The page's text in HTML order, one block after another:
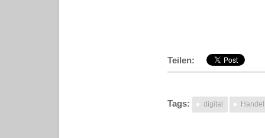
Teilen:
Tags: digital Handel